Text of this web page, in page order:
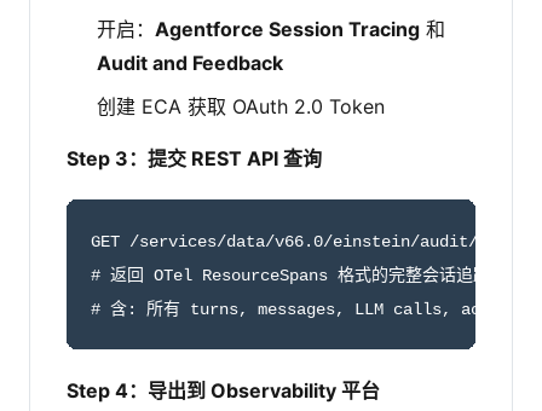
开启： Agentforce Session Tracing 和
Audit and Feedback
创建 ECA 获取 OAuth 2.0 Token
Step 3：提交 REST API 查询
GET /services/data/v66.0/einstein/audit/otel/
# 返回 OTel ResourceSpans 格式的完整会话追踪
# 含: 所有 turns, messages, LLM calls, action
Step 4：导出到 Observability 平台